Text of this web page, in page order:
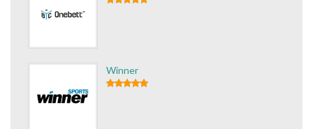
Winner